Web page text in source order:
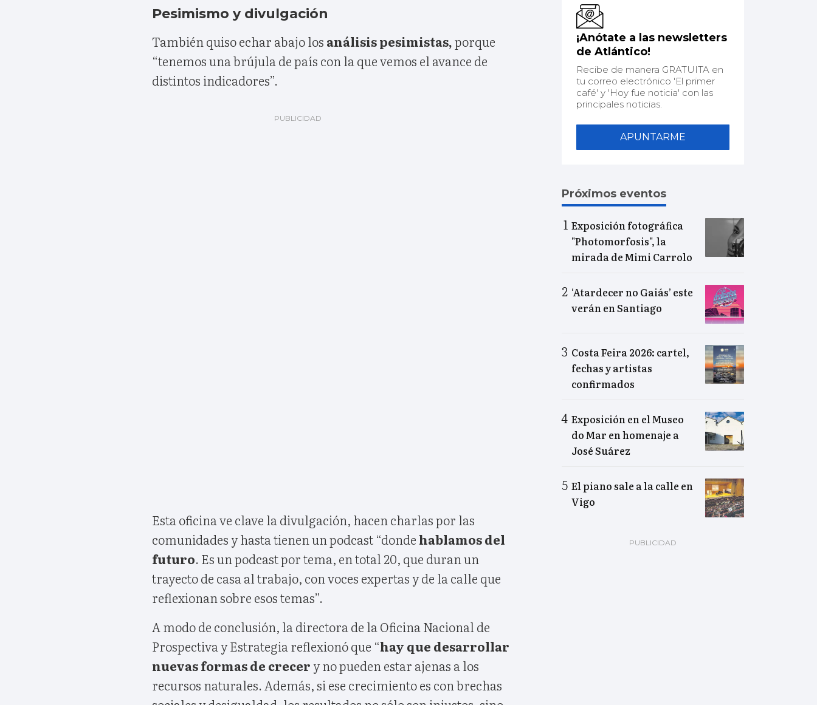
Pesimismo y divulgación
También quiso echar abajo los análisis pesimistas,porque
“tenemos una brújula de país con la que vemos el avance de
distintos indicadores”.
Esta oficina ve clave la divulgación, hacen charlas por las
comunidades y hasta tienen un podcast “donde hablamos del
futuro. Es un podcast por tema, en total 20, que duran un
trayecto de casa al trabajo, con voces expertas y de la calle que
reflexionan sobre esos temas”.
A modo de conclusión, la directora de la Oficina Nacional de
Prospectiva y Estrategia reflexionó que “hay que desarrollar
nuevas formas de crecer y no pueden estar ajenas a los
recursos naturales. Además, si ese crecimiento es con brechas
¡Anótate a las newsletters
de Atlántico!
Recibe de manera GRATUITA en
tu correo electrónico 'El primer
café' y 'Hoy fue noticia' con las
principales noticias.
APUNTARME
Próximos eventos
Exposición fotográfica
"Photomorfosis", la
mirada de Mimi Carrolo
‘Atardecer no Gaiás’ este
verán en Santiago
Costa Feira 2026: cartel,
fechas y artistas
confirmados
Exposición en el Museo
do Mar en homenaje a
José Suárez
El piano sale a la calle en
Vigo